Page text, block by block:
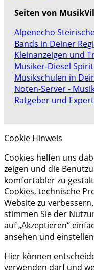
Seiten von
Alpenecho
Bands in Deiner
Kleinanzeigen und
Musiker-Diesel
Musikschulen in
Noten-Server -
Ratgeber und
Cookie Hinweis
Cookies helfen uns
zeigen und die
komfortabler zu
Cookies, technische
Website zu
stimmen Sie der
auf „Akzeptieren“
ansehen und
Hier können
verwenden darf und